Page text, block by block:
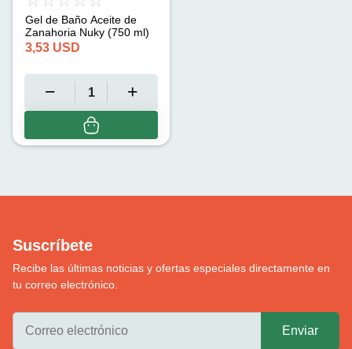
Gel de Baño Aceite de
Zanahoria Nuky (750 ml)
3,53 USD
Suscríbete
Recibe las últimas noticias y ofertas especiales directamente en
tu correo electrónico.